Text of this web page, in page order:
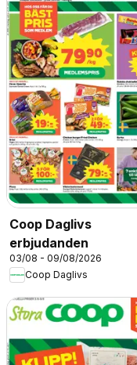
Coop Daglivs
erbjudanden
03/08 - 09/08/2026
Coop Daglivs